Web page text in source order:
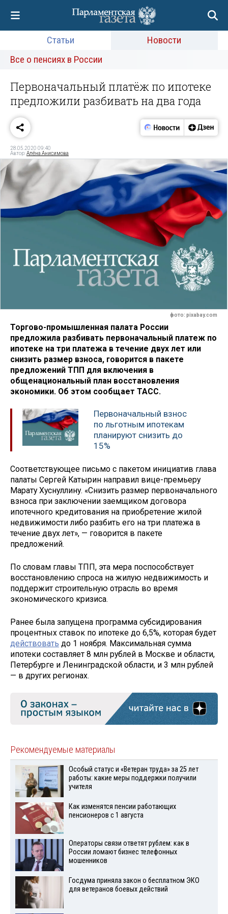
Статьи
Новости
Все о пенсиях в России
Первоначальный платёж по ипотеке
предложили разбивать на два года
28.05.2020 09:40
Автор:Алёна Анисимова
фото: pixabay.com
Торгово-промышленная палата России
предложила разбивать первоначальный платеж по
ипотеке на три платежа в течение двух лет или
снизить размер взноса, говорится в пакете
предложений ТПП для включения в
общенациональный план восстановления
экономики. Об этом сообщает ТАСС.
Первоначальный взнос
по льготным ипотекам
планируют снизить до
15%
Соответствующее письмо с пакетом инициатив глава
палаты Сергей Катырин направил вице-премьеру
Марату Хуснуллину. «Снизить размер первоначального
взноса при заключении заемщиком договора
ипотечного кредитования на приобретение жилой
недвижимости либо разбить его на три платежа в
течение двух лет», — говорится в пакете
предложений.
По словам главы ТПП, эта мера поспособствует
восстановлению спроса на жилую недвижимость и
поддержит строительную отрасль во время
экономического кризиса.
Ранее была запущена программа субсидирования
процентных ставок по ипотеке до 6,5%, которая будет
действовать до 1 ноября. Максимальная сумма
ипотеки составляет 8 млн рублей в Москве и области,
Петербурге и Ленинградской области, и 3 млн рублей
— в других регионах.
Рекомендуемые материалы
Особый статус и «Ветеран труда» за 25 лет
работы: какие меры поддержки получили
учителя
Как изменятся пенсии работающих
пенсионеров с 1 августа
Операторы связи ответят рублем: как в
России ломают бизнес телефонных
мошенников
Госдума приняла закон о бесплатном ЭКО
для ветеранов боевых действий